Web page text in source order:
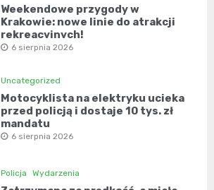
Weekendowe przygody w
Krakowie: nowe linie do atrakcji
rekreacyjnych!
6 sierpnia 2026
Uncategorized
Motocyklista na elektryku ucieka
przed policją i dostaje 10 tys. zł
mandatu
6 sierpnia 2026
Policja Wydarzenia